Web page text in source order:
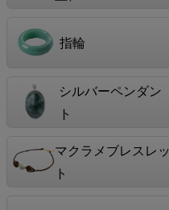
指輪
シルバーペンダン
ト
マクラメブレスレッ
ト